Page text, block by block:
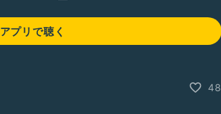
アプリで聴く
48